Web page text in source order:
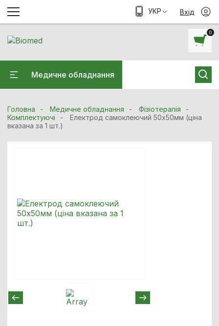
0
Медичне обладнання
УКР Вхід
Головна Медичне обладнання
Фізіотерапія
Комплектуючі
Електрод самоклеючий 50х50мм (ціна
вказана за 1 шт.)